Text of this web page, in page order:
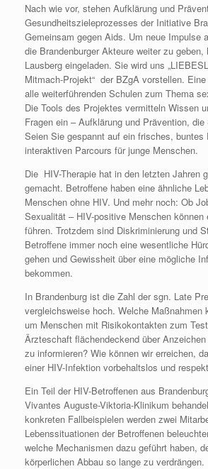
Nach wie vor, stehen Aufklärung und
Gesundheitszieleprozesses der Initiative
Gemeinsam gegen Aids. Um neue Impulse
die Brandenburger Akteure weiter zu geben,
Lausberg eingeladen. Sie wird uns
Mitmach-Projekt“ der BZgA vorstellen.
alle weiterführenden Schulen zum Thema
Die Tools des Projektes vermitteln Wissen
Fragen ein – Aufklärung und Prävention,
Seien Sie gespannt auf ein frisches, buntes
interaktiven Parcours für junge Menschen.
Die HIV-Therapie hat in den letzten Jahren
gemacht. Betroffene haben eine ähnliche
Menschen ohne HIV. Und mehr noch: Ob
Sexualität – HIV-positive Menschen können
führen. Trotzdem sind Diskriminierung und
Betroffene immer noch eine wesentliche
gehen und Gewissheit über eine mögliche
bekommen.
In Brandenburg ist die Zahl der sgn. Late
vergleichsweise hoch. Welche Maßnahmen
um Menschen mit Risikokontakten zum
Ärzteschaft flächendeckend über
zu informieren? Wie können wir erreichen,
einer HIV-Infektion vorbehaltslos und
Ein Teil der HIV-Betroffenen aus
Vivantes Auguste-Viktoria-Klinikum
konkreten Fallbeispielen werden zwei
Lebenssituationen der Betroffenen
welche Mechanismen dazu geführt haben,
körperlichen Abbau so lange zu verdrängen.